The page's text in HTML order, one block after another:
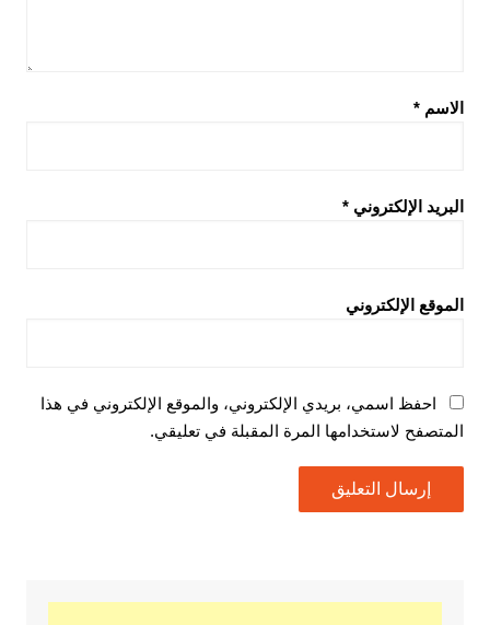
الاسم *
البريد الإلكتروني *
الموقع الإلكتروني
احفظ اسمي، بريدي الإلكتروني، والموقع الإلكتروني في هذا
المتصفح لاستخدامها المرة المقبلة في تعليقي.